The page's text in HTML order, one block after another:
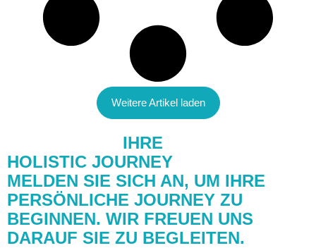
Weitere Artikel laden
IHRE
HOLISTIC JOURNEY
MELDEN SIE SICH AN, UM IHRE
PERSÖNLICHE JOURNEY ZU
BEGINNEN. WIR FREUEN UNS
DARAUF SIE ZU BEGLEITEN.